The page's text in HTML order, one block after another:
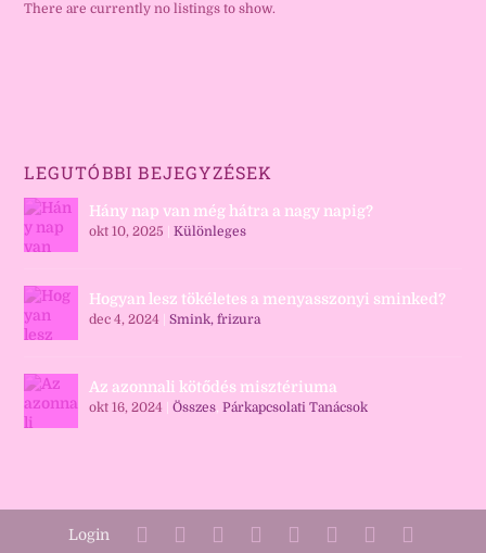
There are currently no listings to show.
LEGUTÓBBI BEJEGYZÉSEK
Hány nap van még hátra a nagy napig?
okt 10, 2025 |Különleges
Hogyan lesz tökéletes a menyasszonyi sminked?
dec 4, 2024 |Smink, frizura
Az azonnali kötődés misztériuma
okt 16, 2024 |Összes,Párkapcsolati Tanácsok
Login